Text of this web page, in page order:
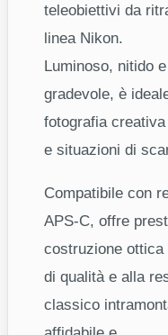
teleobiettivi da
linea Nikon.
Luminoso, nitido
gradevole, è
fotografia creativa
e situazioni di
Compatibile con
APS‑C, offre
costruzione ottica
di qualità e alla
classico